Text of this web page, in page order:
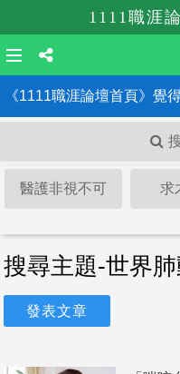
1111職涯
醫護非視不可 求
搜尋主題-世界
發表文章